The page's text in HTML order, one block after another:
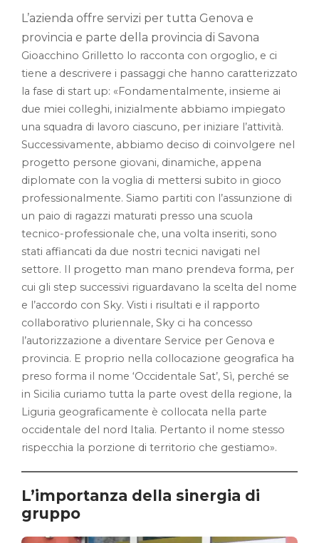
L’azienda offre servizi per tutta Genova e
provincia e parte della provincia di Savona
Gioacchino Grilletto lo racconta con orgoglio, e ci
tiene a descrivere i passaggi che hanno caratterizzato
la fase di start up: «Fondamentalmente, insieme ai
due miei colleghi, inizialmente abbiamo impiegato
una squadra di lavoro ciascuno, per iniziare l’attività.
Successivamente, abbiamo deciso di coinvolgere nel
progetto persone giovani, dinamiche, appena
diplomate con la voglia di mettersi subito in gioco
professionalmente. Siamo partiti con l’assunzione di
un paio di ragazzi maturati presso una scuola
tecnico-professionale che, una volta inseriti, sono
stati affiancati da due nostri tecnici navigati nel
settore. Il progetto man mano prendeva forma, per
cui gli step successivi riguardavano la scelta del nome
e l’accordo con Sky. Visti i risultati e il rapporto
collaborativo pluriennale, Sky ci ha concesso
l’autorizzazione a diventare Service per Genova e
provincia. E proprio nella collocazione geografica ha
preso forma il nome ‘Occidentale Sat’, Sì, perché se
in Sicilia curiamo tutta la parte ovest della regione, la
Liguria geograficamente è collocata nella parte
occidentale del nord Italia. Pertanto il nome stesso
rispecchia la porzione di territorio che gestiamo».
L’importanza della sinergia di
gruppo